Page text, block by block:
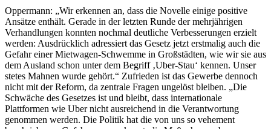
Oppermann: „Wir erkennen an, dass die Novelle einige positive
Ansätze enthält. Gerade in der letzten Runde der mehrjährigen
Verhandlungen konnten nochmal deutliche Verbesserungen erzielt
werden: Ausdrücklich adressiert das Gesetz jetzt erstmalig auch die
Gefahr einer Mietwagen-Schwemme in Großstädten, wie wir sie aus
dem Ausland schon unter dem Begriff ‚Uber-Stau‘ kennen. Unser
stetes Mahnen wurde gehört.“ Zufrieden ist das Gewerbe dennoch
nicht mit der Reform, da zentrale Fragen ungelöst bleiben. „Die
Schwäche des Gesetzes ist und bleibt, dass internationale
Plattformen wie Uber nicht ausreichend in die Verantwortung
genommen werden. Die Politik hat die von uns so vehement